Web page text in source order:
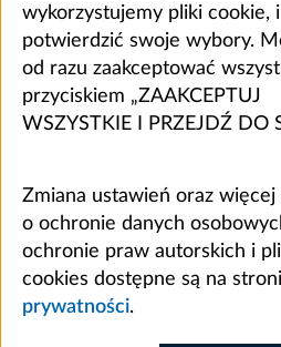
wykorzystujemy pliki cookie, i
potwierdzić swoje wybory.
od razu zaakceptować
przyciskiem „ZAAKCEPTUJ
WSZYSTKIE I PRZEJDŹ DO
Zmiana ustawień oraz
o ochronie danych
ochronie praw autorskich i
cookies dostępne są na
prywatności.